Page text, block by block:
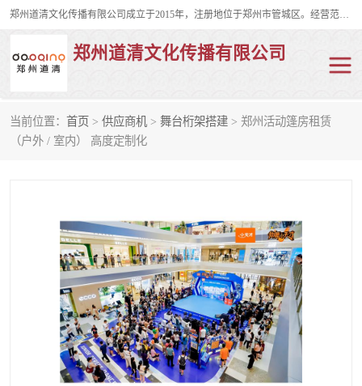
郑州道清文化传播有限公司成立于2015年，注册地位于郑州市管城区。经营范围包括会议及展览服务、庆典礼仪策划、企业形象策划、企业管理咨询、计算机图文设计、制作等。主要产品服务有：舞台桁架搭建，背景板搭建，灯光音响，雷亚舞台搭建、龙门架搭建、会议桌椅租赁、灯光音响租赁、空飘出租、气柱拱门租赁、喷绘写真制作、kt板制作。
郑州道清文化传播有限公司
当前位置： 首页 > 供应商机 > 舞台桁架搭建 > 郑州活动篷房租赁
（户外 / 室内） 高度定制化
舞台桁架搭建
活动策划 truss架出租
kt板制作 场地布置
背景板搭建 雷亚舞台搭建
龙门架搭建 会议桌椅租赁
灯光音响租赁 空飘出租